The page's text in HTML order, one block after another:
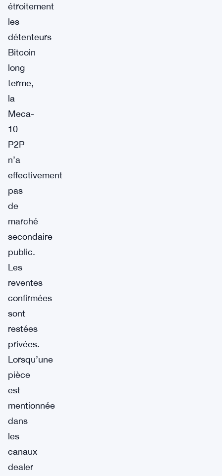
étroitement
les
détenteurs
Bitcoin
long
terme,
la
Meca-
10
P2P
n’a
effectivement
pas
de
marché
secondaire
public.
Les
reventes
confirmées
sont
restées
privées.
Lorsqu’une
pièce
est
mentionnée
dans
les
canaux
dealer